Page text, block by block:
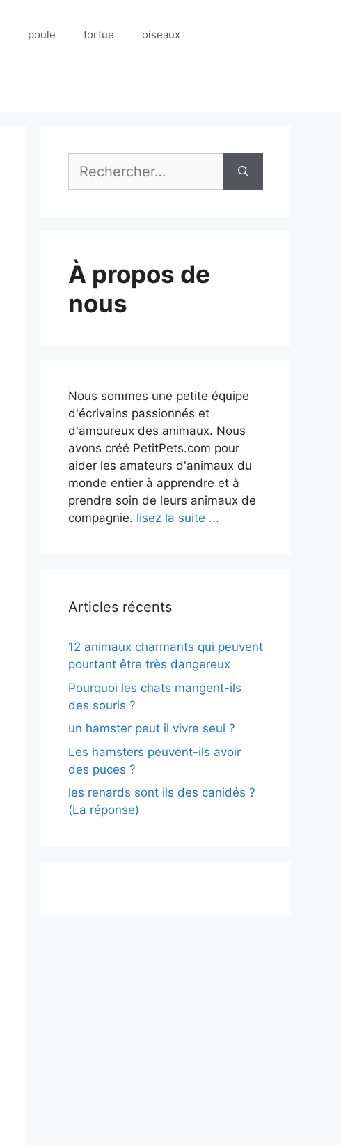
poule tortue oiseaux
À propos de
nous
Nous sommes une petite équipe
d'écrivains passionnés et
d'amoureux des animaux. Nous
avons créé PetitPets.com pour
aider les amateurs d'animaux du
monde entier à apprendre et à
prendre soin de leurs animaux de
compagnie. lisez la suite ...
Articles récents
12 animaux charmants qui peuvent
pourtant être très dangereux
Pourquoi les chats mangent-ils
des souris ?
un hamster peut il vivre seul ?
Les hamsters peuvent-ils avoir
des puces ?
les renards sont ils des canidés ?
(La réponse)